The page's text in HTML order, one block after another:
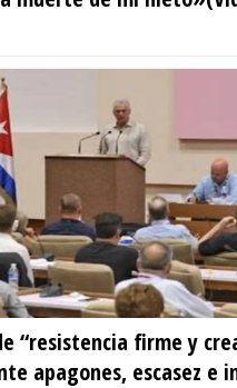
“resistencia firme y
apagones, escasez e